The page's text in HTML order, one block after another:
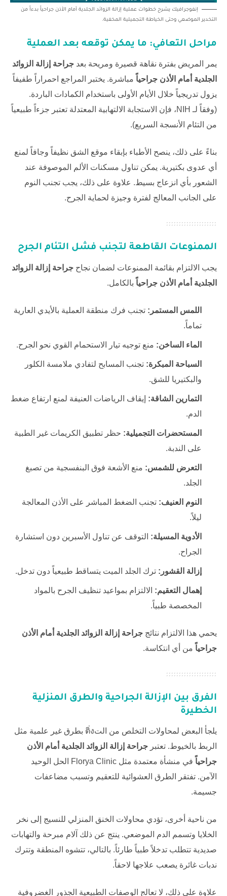
إنفوجرافيك يشرح خطوات عملية إزالة الزوائد الجلدية أمام الأذن جراحياً بدءاً من
التخدير الموضعي وحتى الخياطة التجميلية المخفية.
مراحل التعافي: ما يمكن توقعه بعد العملية
يمر المريض بفترة نقاهة قصيرة ومريحة بعد جراحة إزالة الزوائد
الجلدية أمام الأذن جراحياً مباشرة. يختبر المراجع احمراراً طفيفاً
يزول تدريجياً خلال الأيام الأولى باستخدام الكمادات الباردة.
(وفقاً لـ NIH، فإن الاستجابة الالتهابية المعتدلة تعتبر جزءاً طبيعياً
من التئام الأنسجة السريع).
بناءً على ذلك، ينصح الأطباء بإبقاء موقع الشق نظيفاً وجافاً لمنع
أي عدوى بكتيرية. يمكن تناول مسكنات الألم الموصوفة عند
الشعور بأي انزعاج بسيط. علاوة على ذلك، يجب تجنب النوم
على الجانب المعالج لفترة وجيزة لحماية الجرح.
الممنوعات القاطعة لتجنب فشل التئام الجرح
يجب الالتزام بقائمة الممنوعات لضمان نجاح جراحة إزالة الزوائد
الجلدية أمام الأذن جراحياً بالكامل.
اللمس المستمر: تجنب فرك منطقة العملية بالأيدي العارية
تماماً.
الماء الساخن: منع توجيه تيار الاستحمام القوي نحو الجرح.
السباحة المبكرة: تجنب المسابح لتفادي ملامسة الكلور
والبكتيريا للشق.
التمارين الشاقة: إيقاف الرياضات العنيفة لمنع ارتفاع ضغط
الدم.
المستحضرات التجميلية: حظر تطبيق الكريمات غير الطبية
على الندبة.
التعرض للشمس: منع الأشعة فوق البنفسجية من تصبغ
الجلد.
النوم العنيف: تجنب الضغط المباشر على الأذن المعالجة
ليلاً.
الأدوية المسيلة: التوقف عن تناول الأسبرين دون استشارة
الجراح.
إزالة القشور: ترك الجلد الميت يتساقط طبيعياً دون تدخل.
إهمال التعقيم: الالتزام بمواعيد تنظيف الجرح بالمواد
المخصصة طبياً.
يحمي هذا الالتزام نتائج جراحة إزالة الزوائد الجلدية أمام الأذن
جراحياً من أي انتكاسة.
الفرق بين الإزالة الجراحية والطرق المنزلية
الخطيرة
يلجأ البعض لمحاولات التخلص من التติ่ง بطرق غير علمية مثل
الربط بالخيوط. تعتبر جراحة إزالة الزوائد الجلدية أمام الأذن
جراحياً في منشأة معتمدة مثل Florya Clinic
الحل الوحيد
الآمن. تفتقر الطرق العشوائية للتعقيم وتسبب مضاعفات
جسيمة.
من ناحية أخرى، تؤدي محاولات الخنق المنزلي للنسيج إلى نخر
الخلايا وتسمم الدم الموضعي. ينتج عن ذلك آلام مبرحة والتهابات
صديدية تتطلب تدخلاً طبياً طارئاً. بالتالي، تتشوه المنطقة وتترك
ندبات غائرة يصعب علاجها لاحقاً.
علاوة على ذلك، لا تعالج الوصفات الطبيعية الجذور الغضروفية